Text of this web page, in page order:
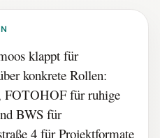
klappt für
konkrete Rollen:
FOTOHOF für ruhige
BWS für
4 für Projektformate